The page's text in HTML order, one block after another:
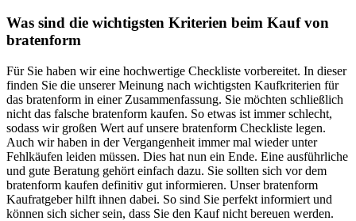
Was sind die wichtigsten Kriterien beim Kauf von
bratenform
Für Sie haben wir eine hochwertige Checkliste vorbereitet. In dieser
finden Sie die unserer Meinung nach wichtigsten Kaufkriterien für
das bratenform in einer Zusammenfassung. Sie möchten schließlich
nicht das falsche bratenform kaufen. So etwas ist immer schlecht,
sodass wir großen Wert auf unsere bratenform Checkliste legen.
Auch wir haben in der Vergangenheit immer mal wieder unter
Fehlkäufen leiden müssen. Dies hat nun ein Ende. Eine ausführliche
und gute Beratung gehört einfach dazu. Sie sollten sich vor dem
bratenform kaufen definitiv gut informieren. Unser bratenform
Kaufratgeber hilft ihnen dabei. So sind Sie perfekt informiert und
können sich sicher sein, dass Sie den Kauf nicht bereuen werden.